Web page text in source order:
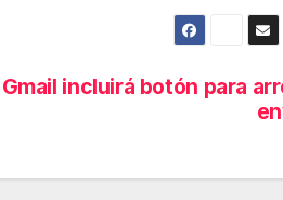
Gmail incluirá botón para